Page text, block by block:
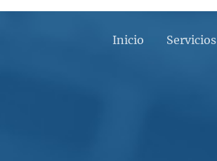
Inicio Servicios